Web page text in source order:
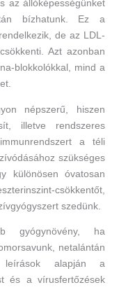
az állóképességünket
bízhatunk. Ez a
de az LDL-
Azt azonban
blokkolókkal, mind a
népszerű, hiszen
illetve rendszeres
a téli
szükséges
különösen óvatosan
csökkentőt,
szedünk.
gyógynövény, ha
netalántán
leírások alapján a
és a vírusfertőzések